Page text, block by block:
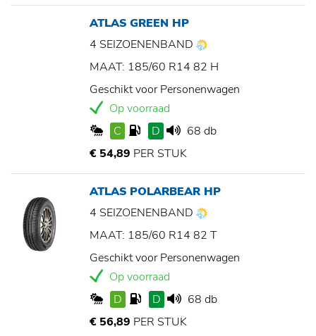
ATLAS GREEN HP
4 SEIZOENENBAND
MAAT: 185/60 R14 82 H
Geschikt voor Personenwagen
Op voorraad
C
D
68 db
€ 54,89 PER STUK
ATLAS POLARBEAR HP
4 SEIZOENENBAND
MAAT: 185/60 R14 82 T
Geschikt voor Personenwagen
Op voorraad
D
D
68 db
€ 56,89 PER STUK